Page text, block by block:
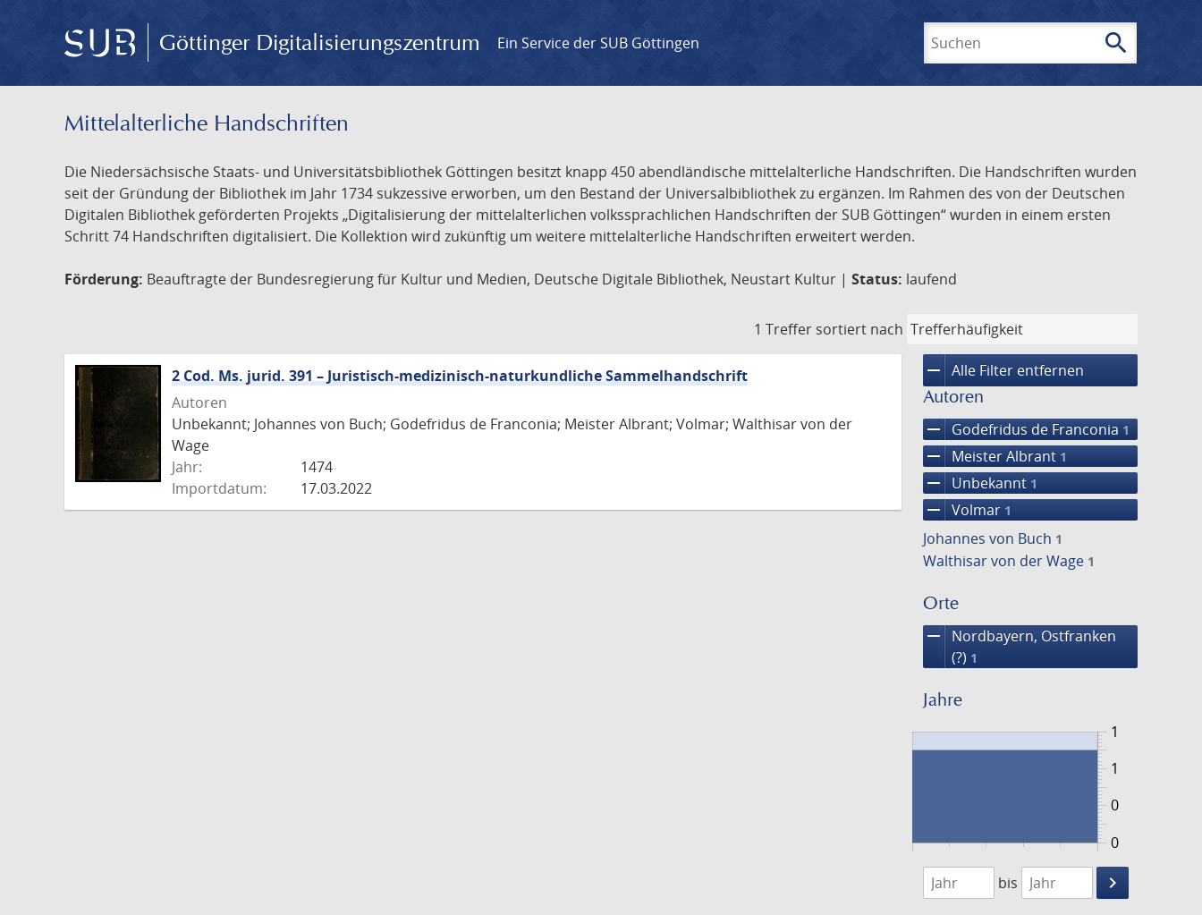
Göttinger Digitalisierungszentrum Ein Service der SUB Göttingen search
Mittelalterliche Handschriften
Die Niedersächsische Staats- und Universitätsbibliothek Göttingen besitzt knapp 450 abendländische mittelalterliche Handschriften. Die Handschriften wurden
seit der Gründung der Bibliothek im Jahr 1734 sukzessive erworben, um den Bestand der Universalbibliothek zu ergänzen. Im Rahmen des von der Deutschen
Digitalen Bibliothek geförderten Projekts „Digitalisierung der mittelalterlichen volkssprachlichen Handschriften der SUB Göttingen“ wurden in einem ersten
Schritt 74 Handschriften digitalisiert. Die Kollektion wird zukünftig um weitere mittelalterliche Handschriften erweitert werden.
Förderung: Beauftragte der Bundesregierung für Kultur und Medien, Deutsche Digitale Bibliothek, Neustart Kultur | Status: laufend
1 Treffer sortiert nach
remove Alle Filter entfernen
Autoren
remove Godefridus de Franconia 1
remove Meister Albrant 1
remove Unbekannt 1
remove Volmar 1
Johannes von Buch 1
Walthisar von der Wage 1
Orte
remove
Nordbayern, Ostfranken
(?) 1
Jahre
0
1
0
1
1474
1475
bis
keyboard_arrow_right
Suche
2 Cod. Ms. jurid. 391 – Juristisch-medizinisch-naturkundliche Sammelhandschrift
Autoren
Unbekannt; Johannes von Buch; Godefridus de Franconia; Meister Albrant; Volmar; Walthisar von der
Wage
Jahr:
1474
Importdatum:
17.03.2022